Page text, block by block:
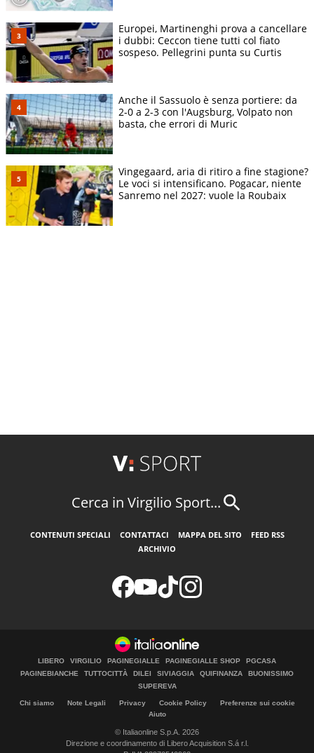
Europei, Martinenghi prova a cancellare
i dubbi: Ceccon tiene tutti col fiato
sospeso. Pellegrini punta su Curtis
Anche il Sassuolo è senza portiere: da
2-0 a 2-3 con l'Augsburg, Volpato non
basta, che errori di Muric
Vingegaard, aria di ritiro a fine stagione?
Le voci si intensificano. Pogacar, niente
Sanremo nel 2027: vuole la Roubaix
Cerca in Virgilio Sport...
CONTENUTI SPECIALI CONTATTACI MAPPA DEL SITO
FEED RSS
ARCHIVIO
LIBERO VIRGILIO PAGINEGIALLE PAGINEGIALLE SHOP
PGCASA
PAGINEBIANCHE
TUTTOCITTÀ DILEI SIVIAGGIA QUIFINANZA
BUONISSIMO
SUPEREVA
Chi siamo Note Legali Privacy Cookie Policy
Preferenze sui cookie
Aiuto
© Italiaonline S.p.A. 2026
Direzione e coordinamento di Libero Acquisition S.á r.l.